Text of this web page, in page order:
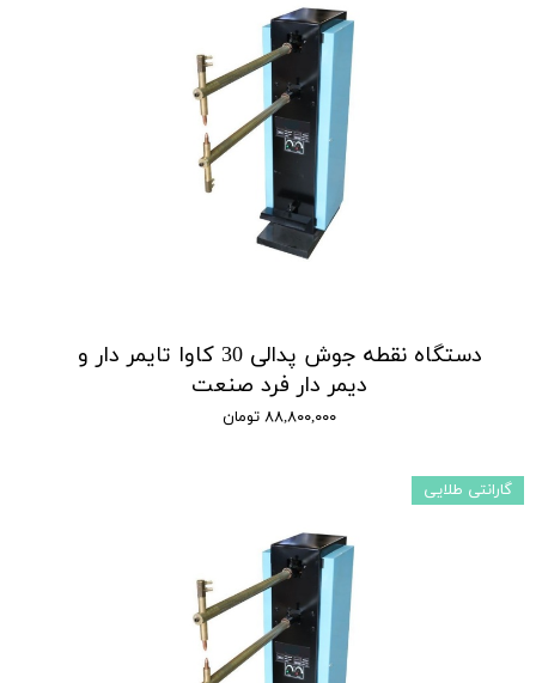
دستگاه نقطه جوش پدالی 30 کاوا تایمر دار و
دیمر دار فرد صنعت
۸۸,۸۰۰,۰۰۰ تومان
گارانتی طلایی